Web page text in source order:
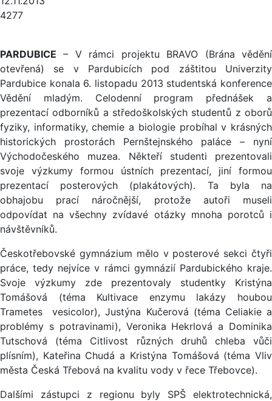
4277
PARDUBICE – V rámci projektu BRAVO (Brána vědění
otevřená) se v Pardubicích pod záštitou Univerzity
Pardubice konala 6. listopadu 2013 studentská konference
Vědění mladým. Celodenní program přednášek a
prezentací odborníků a středoškolských studentů z oborů
fyziky, informatiky, chemie a biologie probíhal v krásných
historických prostorách Pernštejnského paláce – nyní
Východočeského muzea. Někteří studenti prezentovali
svoje výzkumy formou ústních prezentací, jiní formou
prezentací posterových (plakátových). Ta byla na
obhajobu prací náročnější, protože autoři museli
odpovídat na všechny zvídavé otázky mnoha porotců i
návštěvníků.
Českotřebovské gymnázium mělo v posterové sekci čtyři
práce, tedy nejvíce v rámci gymnázií Pardubického kraje.
Svoje výzkumy zde prezentovaly studentky Kristýna
Tomášová (téma Kultivace enzymu lakázy houbou
Trametes vesicolor), Justýna Kučerová (téma Celiakie a
problémy s potravinami), Veronika Hekrlová a Dominika
Tutschová (téma Citlivost různých druhů chleba vůči
plísním), Kateřina Chudá a Kristýna Tomášová (téma Vliv
města Česká Třebová na kvalitu vody v řece Třebovce).
Dalšími zástupci z regionu byly SPŠ elektrotechnická,